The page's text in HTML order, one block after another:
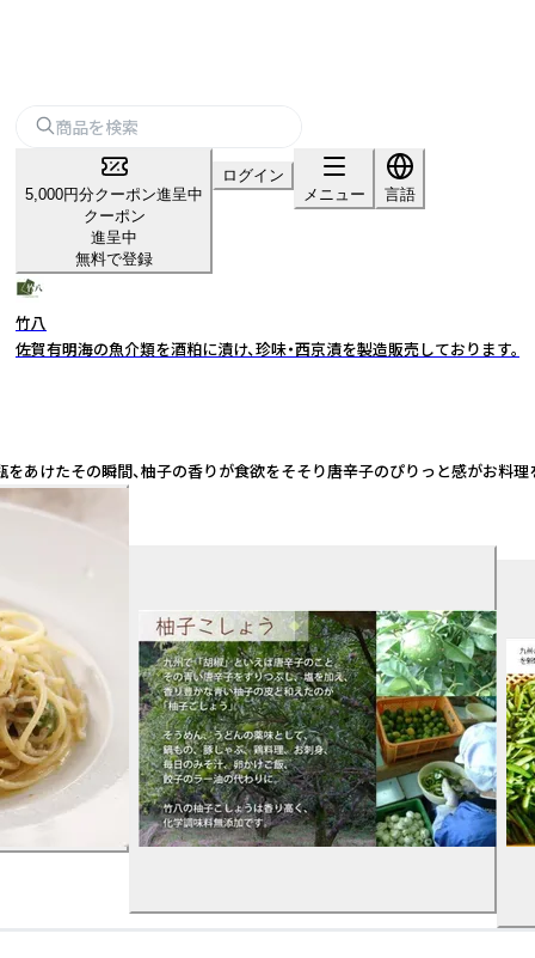
5,000円分クーポン進呈中
クーポン
進呈中
無料で登録
ログイン
メニュー
言語
竹八
佐賀有明海の魚介類を酒粕に漬け、珍味・西京漬を製造販売しております。
あけたその瞬間、柚子の香りが食欲をそそり唐辛子のぴりっと感がお料